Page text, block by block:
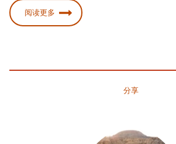
阅读更多
分享